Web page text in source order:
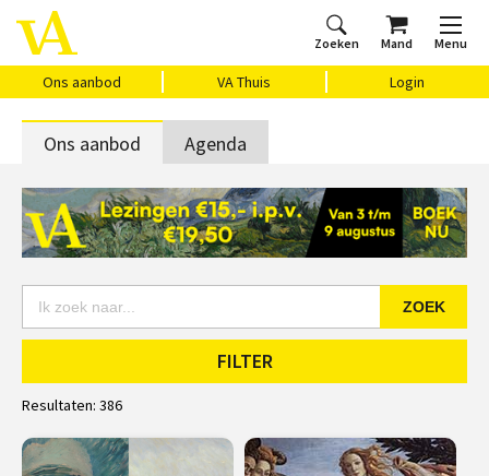
Zoeken Mand Menu
Ons aanbod VA Thuis Login
Home
Ons aanbod
Agenda
VAthuis
Over ons
Vragen?
Cadeaubon
Ons aanbod Agenda
ZOEK
FILTER
Resultaten: 386